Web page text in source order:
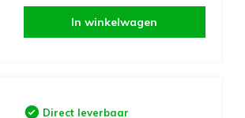
In winkelwagen
Direct leverbaar